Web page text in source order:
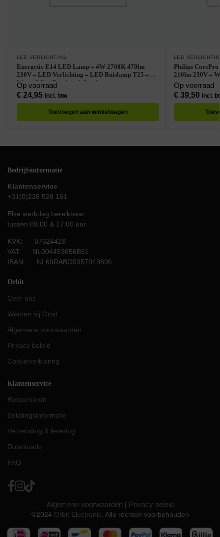
LED VERLICHTING
Energetic E14 LED Lamp – 4W 2700K 470lm
230V – LED Verlichting – LED Buislamp T25 –
Warm Wit – Per doos à 6 stuks
Op voorraad
€24,95 Incl. btw
Toevoegen aan winkelwagen
LED
Philips CorePro
210lm 230V –
Op voorraad
€39,50 Incl.
Bedrijfsinformatie
Klantenservice
+31(0)228 528 161
Elke werkdag bereikbaar
tussen 09:00 & 17:00 uur
KVK: 87624419
VAT: NL004453656B91
IBAN: NL69RABO0357049896
Orbit
Over ons
Werken bij Orbit
Algemene voorwaarden
Privacy beleid
Cookieverklaring
Klantenservice
Retourneren
Betalingsinformatie
Verzending & levering
Downloads
FAQ
Algemene voorwaarden | Privacy beleid
©2024 Orbit Electronic. Alle rechten voorbehouden